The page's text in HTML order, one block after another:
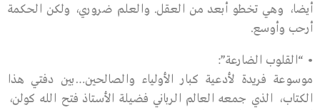
أيضا، وهي تخطو أبعد من العقل. والعلم ضروري، ولكن الحكمة
أرحب وأوسع.
• “القلوب الضارعة”:
موسوعة فريدة لأدعية كبار الأولياء والصالحين…بين دفتي هذا
الكتاب، الذي جمعه العالم الرباني فضيلة الأستاذ فتح الله كولن،